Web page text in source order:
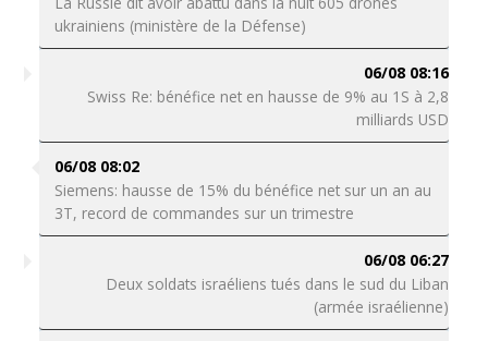
ukrainiens (ministère de la Défense)
06/08 08:16
Swiss Re: bénéfice net en hausse de 9% au 1S à 2,8
milliards USD
06/08 08:02
Siemens: hausse de 15% du bénéfice net sur un an au
3T, record de commandes sur un trimestre
06/08 06:27
Deux soldats israéliens tués dans le sud du Liban
(armée israélienne)